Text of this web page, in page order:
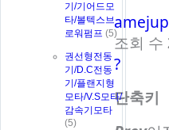
기/기어드모
타/볼텍스브
로워펌프 (5)
권선형전동
기/D.C전동
기/플랜지형
모타/V.S모타/
감속기모타
(5)
조회 수
?
단축키